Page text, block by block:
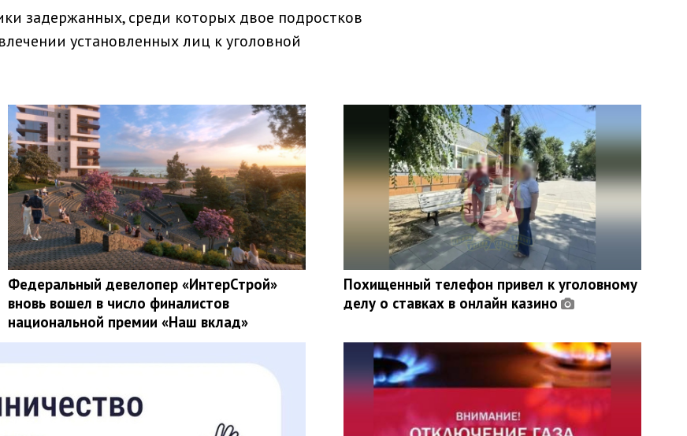
задержанных, среди которых двое подростков
установленных лиц к уголовной
Федеральный девелопер «ИнтерСтрой»
вновь вошел в число финалистов
национальной премии «Наш вклад»
Похищенный телефон привел к уголовному
делу о ставках в онлайн казино